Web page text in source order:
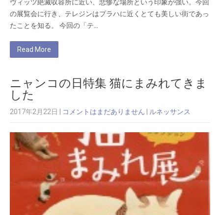
ヴィッツ絶滅収容所に近い、悲惨な場所という印象が強い。今回
の展覧会に行き、テレジンはプラハに近くとても美しい街であっ
たことを知る。 今回の「テ…
Read More
ニャンコの日特集 猫にまみれてきま
した
2017年2月22日 コメントはまだありません ルネッサンス